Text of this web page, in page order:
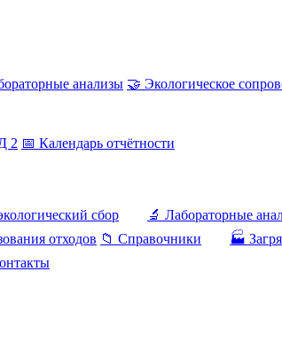
анализы 🤝 Экологическое
2 📅 Календарь отчётности
сбор 🔬 Лабораторные
отходов 📁 Справочники 🏭